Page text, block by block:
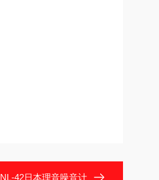
NL-42日本理音噪音计